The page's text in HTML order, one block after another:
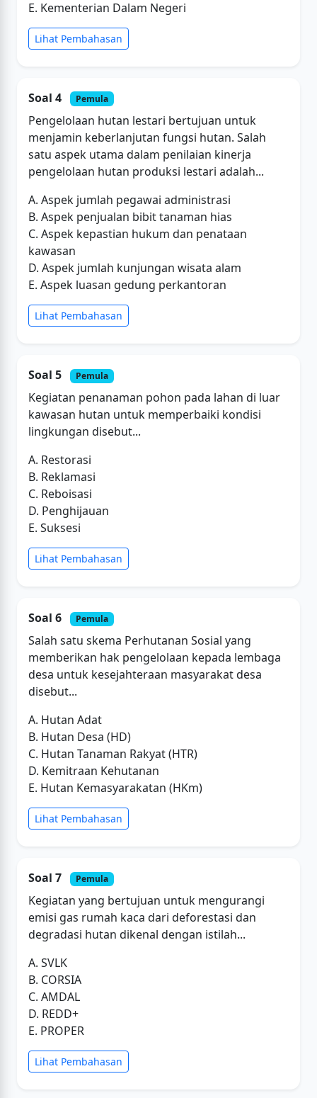
E. Kementerian Dalam Negeri
Lihat Pembahasan
Soal 4 Pemula
Pengelolaan hutan lestari bertujuan untuk
menjamin keberlanjutan fungsi hutan. Salah
satu aspek utama dalam penilaian kinerja
pengelolaan hutan produksi lestari adalah...
A. Aspek jumlah pegawai administrasi
B. Aspek penjualan bibit tanaman hias
C. Aspek kepastian hukum dan penataan
kawasan
D. Aspek jumlah kunjungan wisata alam
E. Aspek luasan gedung perkantoran
Lihat Pembahasan
Soal 5 Pemula
Kegiatan penanaman pohon pada lahan di luar
kawasan hutan untuk memperbaiki kondisi
lingkungan disebut...
A. Restorasi
B. Reklamasi
C. Reboisasi
D. Penghijauan
E. Suksesi
Lihat Pembahasan
Soal 6 Pemula
Salah satu skema Perhutanan Sosial yang
memberikan hak pengelolaan kepada lembaga
desa untuk kesejahteraan masyarakat desa
disebut...
A. Hutan Adat
B. Hutan Desa (HD)
C. Hutan Tanaman Rakyat (HTR)
D. Kemitraan Kehutanan
E. Hutan Kemasyarakatan (HKm)
Lihat Pembahasan
Soal 7 Pemula
Kegiatan yang bertujuan untuk mengurangi
emisi gas rumah kaca dari deforestasi dan
degradasi hutan dikenal dengan istilah...
A. SVLK
B. CORSIA
C. AMDAL
D. REDD+
E. PROPER
Lihat Pembahasan